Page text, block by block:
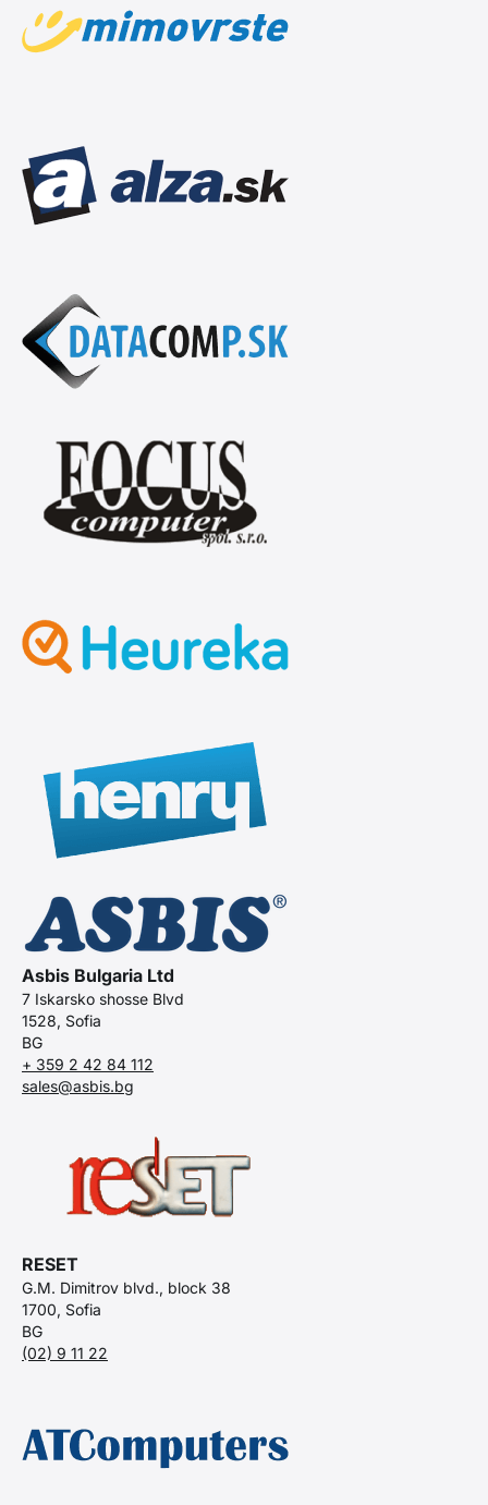
Asbis Bulgaria Ltd
7 Iskarsko shosse Blvd
1528, Sofia
BG
+ 359 2 42 84 112
sales@asbis.bg
RESET
G.M. Dimitrov blvd., block 38
1700, Sofia
BG
(02) 9 11 22